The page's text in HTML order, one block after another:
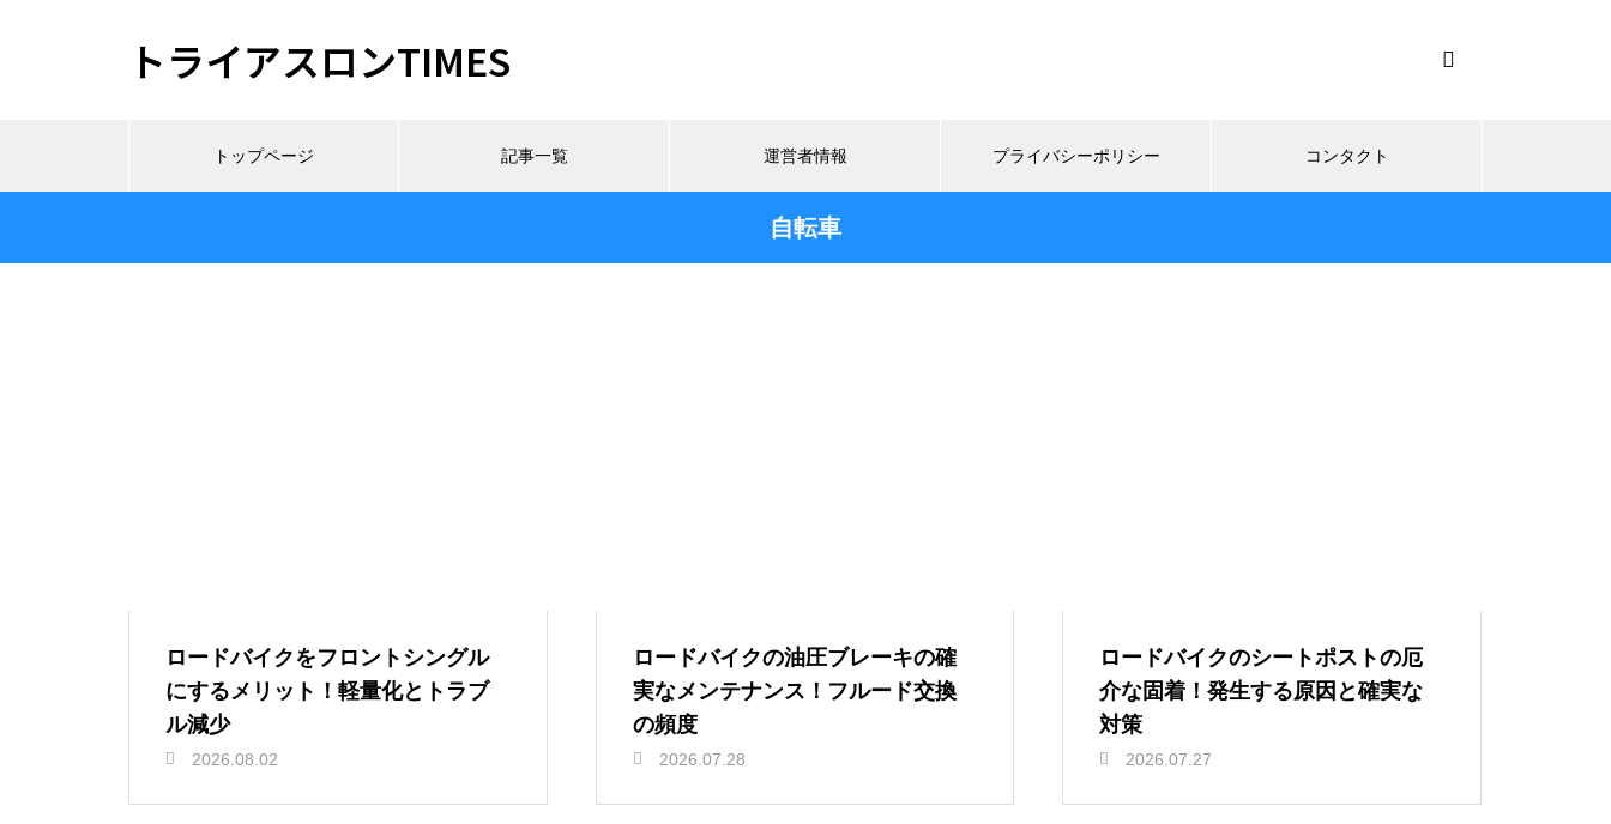
トライアスロンTIMES
トップページ 記事一覧 運営者情報 プライバシーポリシー コンタクト
自転車
ロードバイクをフロントシングル
にするメリット！軽量化とトラブ
ル減少
2026.08.02
ロードバイクの油圧ブレーキの確
実なメンテナンス！フルード交換
の頻度
2026.07.28
ロードバイクのシートポストの厄
介な固着！発生する原因と確実な
対策
2026.07.27